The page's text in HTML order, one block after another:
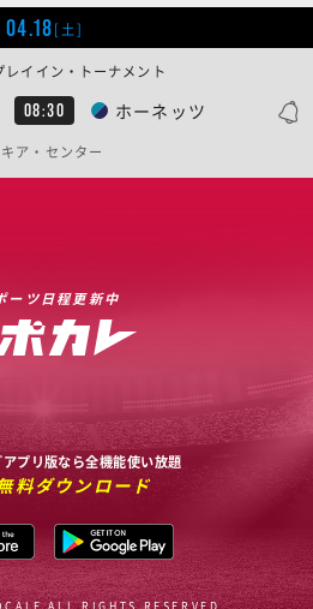
04.18[土]
08:30 ホーネッツ
イン・トーナメント
キア・センター
ーツ日程更新中
プリ版なら全機能使い放題
料ダウンロード